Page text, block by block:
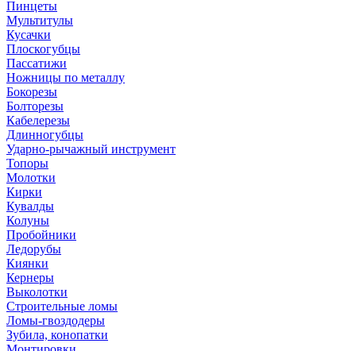
Пинцеты
Мультитулы
Кусачки
Плоскогубцы
Пассатижи
Ножницы по металлу
Бокорезы
Болторезы
Кабелерезы
Длинногубцы
Ударно-рычажный инструмент
Топоры
Молотки
Кирки
Кувалды
Колуны
Пробойники
Ледорубы
Киянки
Кернеры
Выколотки
Строительные ломы
Ломы-гвоздодеры
Зубила, конопатки